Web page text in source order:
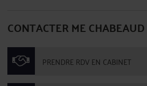
CONTACTER ME CHABEAUD
PRENDRE RDV EN CABINET